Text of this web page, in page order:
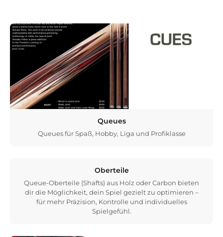
Queues
Queues für Spaß, Hobby, Liga und Profiklasse
Oberteile
Queue-Oberteile (Shafts) aus Holz oder Carbon bieten
dir die Möglichkeit, dein Spiel gezielt zu optimieren –
für mehr Präzision, Kontrolle und individuelles
Spielgefühl.